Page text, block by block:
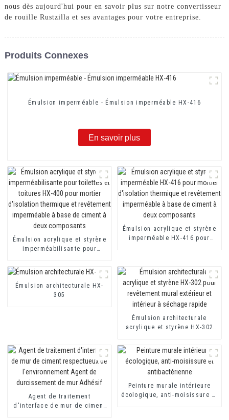
nous dès aujourd'hui pour en savoir plus sur notre convertisseur
de rouille Rustzilla et ses avantages pour votre entreprise.
Produits Connexes
Émulsion imperméable - Émulsion imperméable HX-416
En savoir plus
Émulsion acrylique et styrène
imperméabilisante pour
thermique et revêtement
imperméable à base de ciment
à deux composants
Émulsion acrylique et styrène
imperméable HX-416 pour
composants
Émulsion architecturale HX-
305
Émulsion architecturale
acrylique et styrène HX-302
séchage rapide
Agent de traitement
d'interface de mur de ciment
Peinture murale intérieure
écologique, anti-moisissure et